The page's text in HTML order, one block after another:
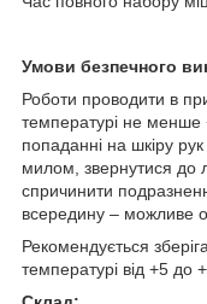
Умови безпечного
Роботи проводити в
температурі не менше
попаданні на шкіру
милом, звернутися до
спричинити
всередину – можливе
Рекомендується
температурі від +5 до